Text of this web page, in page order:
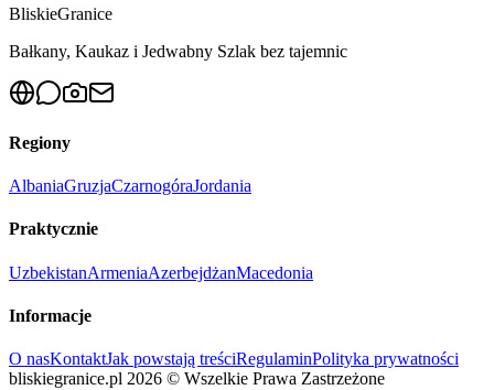
BliskieGranice
Bałkany, Kaukaz i Jedwabny Szlak bez tajemnic
Regiony
AlbaniaGruzjaCzarnogóraJordania
Praktycznie
UzbekistanArmeniaAzerbejdżanMacedonia
Informacje
O nasKontaktJak powstają treściRegulaminPolityka prywatności
bliskiegranice.pl 2026 © Wszelkie Prawa Zastrzeżone